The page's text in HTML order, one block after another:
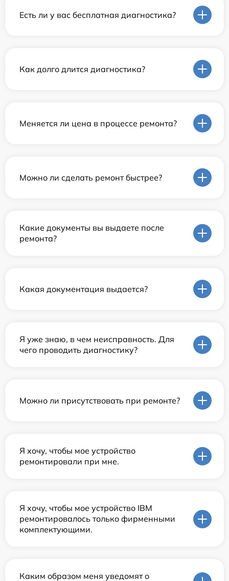
Есть ли у вас бесплатная диагностика?
Как долго длится диагностика?
Меняется ли цена в процессе ремонта?
Можно ли сделать ремонт быстрее?
Какие документы вы выдаете после
ремонта?
Какая документация выдается?
Я уже знаю, в чем неисправность. Для
чего проводить диагностику?
Можно ли присутствовать при ремонте?
Я хочу, чтобы мое устройство
ремонтировали при мне.
Я хочу, чтобы мое устройство IBM
ремонтировалось только фирменными
комплектующими.
Каким образом меня уведомят о